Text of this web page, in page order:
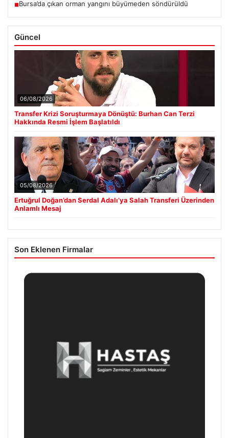
■Bursa’da çıkan orman yangını büyümeden söndürüldü
Güncel
06/08/2026
Transfer Krizi Soruşturmaya Dönüştü: Burhan Can Terzi
Hakkında Resmi İşlem Başlatıldı
05/08/2026
Ertuğrul Doğan’dan Serdal Adalı’ya Salah Transferi Üzerinden
Anlamlı Mesaj
Son Eklenen Firmalar